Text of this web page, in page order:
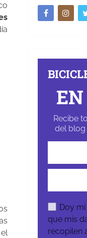
Recibe
del blog
Doy
que mis
recopilen